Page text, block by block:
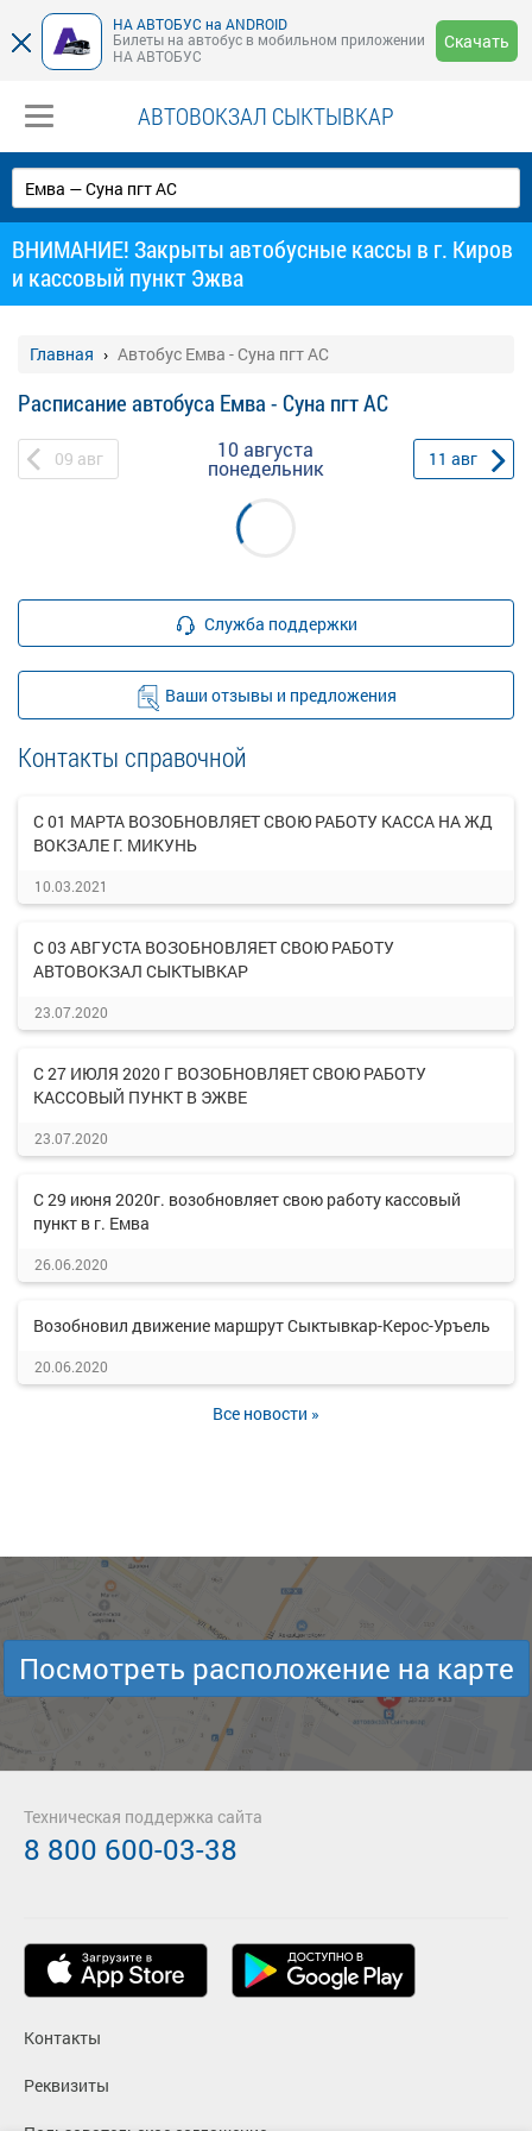
НА АВТОБУС на ANDROID
Билеты на автобус в мобильном приложении
НА АВТОБУС
Скачать
АВТОВОКЗАЛ СЫКТЫВКАР
ВНИМАНИЕ! Закрыты автобусные кассы в г. Киров
и кассовый пункт Эжва
Главная Автобус Емва - Суна пгт АС
Расписание автобуса Емва - Суна пгт АС
09 авг 10 августа
понедельник 11 авг
Служба поддержки
Ваши отзывы и предложения
Контакты справочной
С 01 МАРТА ВОЗОБНОВЛЯЕТ СВОЮ РАБОТУ КАССА НА ЖД
ВОКЗАЛЕ Г. МИКУНЬ
10.03.2021
С 03 АВГУСТА ВОЗОБНОВЛЯЕТ СВОЮ РАБОТУ
АВТОВОКЗАЛ СЫКТЫВКАР
23.07.2020
С 27 ИЮЛЯ 2020 Г ВОЗОБНОВЛЯЕТ СВОЮ РАБОТУ
КАССОВЫЙ ПУНКТ В ЭЖВЕ
23.07.2020
С 29 июня 2020г. возобновляет свою работу кассовый
пункт в г. Емва
26.06.2020
Возобновил движение маршрут Сыктывкар-Керос-Уръель
20.06.2020
Все новости »
Посмотреть расположение на карте
Контакты
Реквизиты
Техническая поддержка сайта
8 800 600-03-38